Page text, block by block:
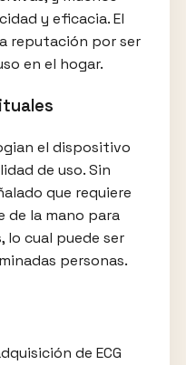
y eficacia. El
reputación por ser
en el hogar.
el dispositivo
de uso. Sin
que requiere
la mano para
cual puede ser
personas.
de ECG